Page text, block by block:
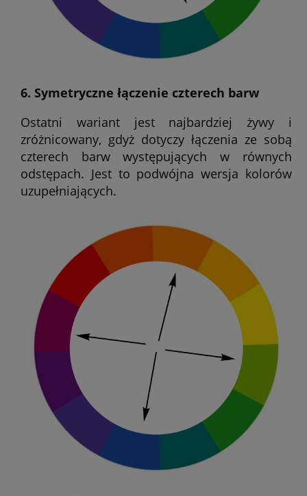
6. Symetryczne łączenie czterech barw
Ostatni wariant jest najbardziej żywy i
zróżnicowany, gdyż dotyczy łączenia ze sobą
czterech barw występujących w równych
odstępach. Jest to podwójna wersja kolorów
uzupełniających.